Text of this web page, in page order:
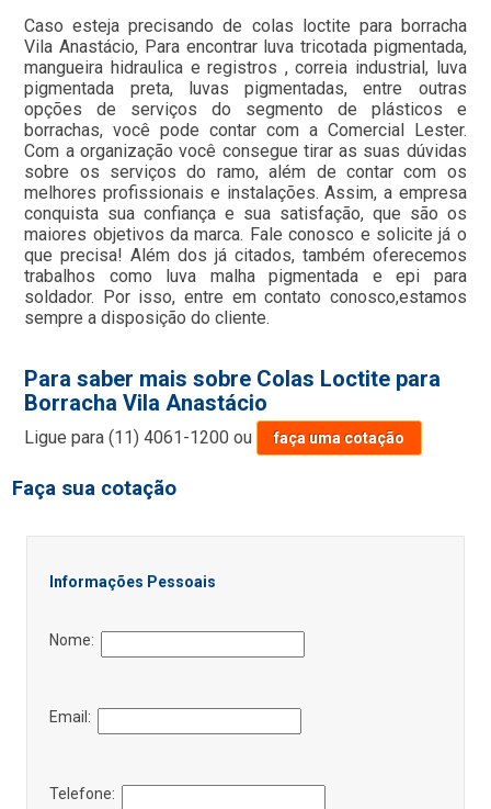
Caso esteja precisando de colas loctite para borracha
Vila Anastácio, Para encontrar luva tricotada pigmentada,
mangueira hidraulica e registros , correia industrial, luva
pigmentada preta, luvas pigmentadas, entre outras
opções de serviços do segmento de plásticos e
borrachas, você pode contar com a Comercial Lester.
Com a organização você consegue tirar as suas dúvidas
sobre os serviços do ramo, além de contar com os
melhores profissionais e instalações. Assim, a empresa
conquista sua confiança e sua satisfação, que são os
maiores objetivos da marca. Fale conosco e solicite já o
que precisa! Além dos já citados, também oferecemos
trabalhos como luva malha pigmentada e epi para
soldador. Por isso, entre em contato conosco,estamos
sempre a disposição do cliente.
Para saber mais sobre Colas Loctite para
Borracha Vila Anastácio
Ligue para(11) 4061-1200 ou faça uma cotação
Faça sua cotação
Informações Pessoais
Nome:
Email:
Telefone: